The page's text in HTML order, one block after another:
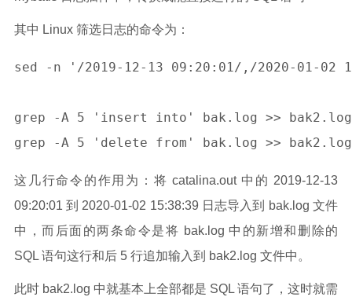
其中 Linux 筛选日志的命令为：
sed -n '/2019-12-13 09:20:01/,/2020-01-
grep -A 5 'insert into' bak.log >> bak2.log
这几行命令的作用为：将 catalina.out 中的 2019-12-13
09:20:01 到 2020-01-02 15:38:39 日志导入到 bak.log 文件
中，而后面的两条命令是将 bak.log 中的新增和删除的
SQL 语句这行和后 5 行追加输入到 bak2.log 文件中。
此时 bak2.log 中就基本上全部都是 SQL 语句了，这时就需